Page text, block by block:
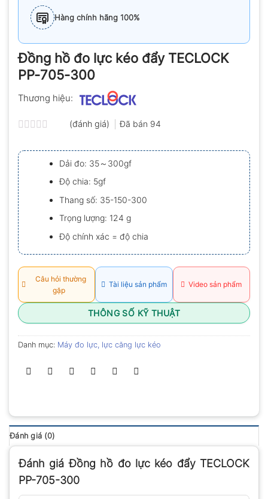
Hàng chính hãng 100%
Đồng hồ đo lực kéo đẩy TECLOCK
PP-705-300
Thương hiệu:
xếp
hạng
0.0
5
sao
(đánh giá) Đã bán 94
Dải đo: 35～300gf
Độ chia: 5gf
Thang số: 35-150-300
Trọng lượng: 124 g
Độ chính xác = độ chia
Câu hỏi thường
gặp
Tài liệu sản phẩm Video sản phẩm
THÔNG SỐ KỸ THUẬT
Danh mục: Máy đo lực, lực căng lực kéo
Đánh giá (0)
Đánh giá Đồng hồ đo lực kéo đẩy TECLOCK
PP-705-300